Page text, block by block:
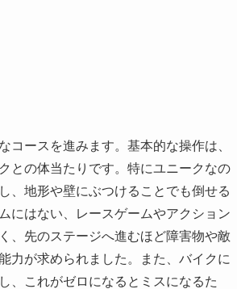
ースを進みます。基本的な操作は、
との体当たりです。特にユニークなの
、地形や壁にぶつけることでも倒せる
にはない、レースゲームやアクション
、先のステージへ進むほど障害物や敵
力が求められました。また、バイクに
、これがゼロになるとミスになるた